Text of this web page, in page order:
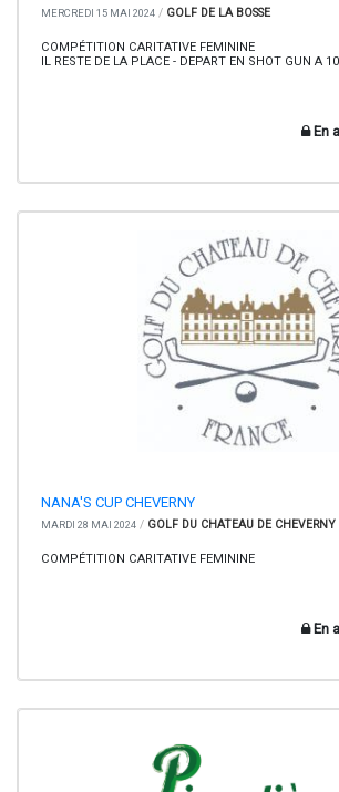
MERCREDI 15 MAI 2024 / GOLF DE LA BOSSE
COMPÉTITION CARITATIVE FEMININE
IL RESTE DE LA PLACE - DEPART EN SHOT GUN A
En
NANA'S CUP CHEVERNY
MARDI 28 MAI 2024 / GOLF DU CHATEAU DE CHEVERNY
COMPÉTITION CARITATIVE FEMININE
En